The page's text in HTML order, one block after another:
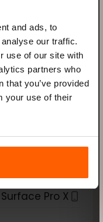
and ads, to
our traffic.
use of our site with
partners who
that you’ve provided
your use of their
الشريحة
Microsoft
*
Surface Duo
Duo 2
Surface Go 3
Surface Pro 9
Pro X